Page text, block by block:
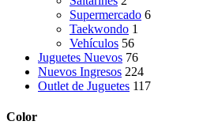
Supermercado 6
Taekwondo 1
Vehículos 56
Juguetes Nuevos 76
Nuevos Ingresos 224
Outlet de Juguetes 117
Color